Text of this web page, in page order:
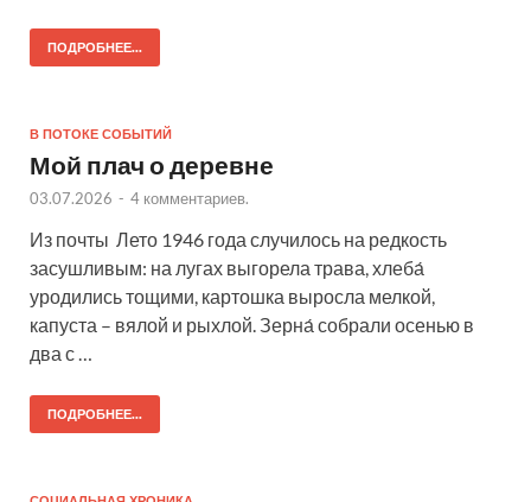
ПОДРОБНЕЕ...
В ПОТОКЕ СОБЫТИЙ
Мой плач о деревне
03.07.2026 - 4 комментариев.
Из почты Лето 1946 года случилось на редкость
засушливым: на лугах выгорела трава, хлеба́
уродились тощими, картошка выросла мелкой,
капуста – вялой и рыхлой. Зерна́ собрали осенью в
два с …
ПОДРОБНЕЕ...